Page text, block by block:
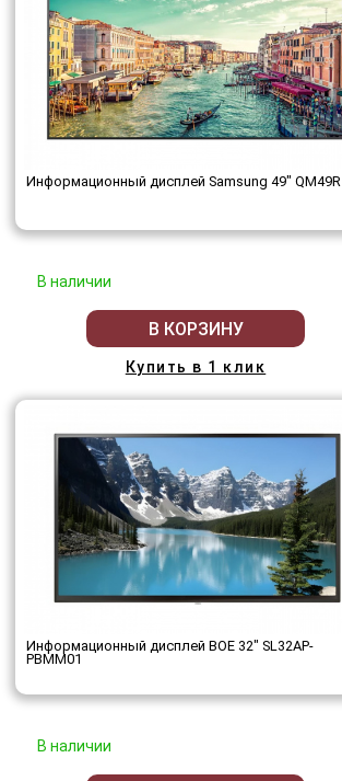
Информационный дисплей Samsung 49" QM49R
В наличии
В КОРЗИНУ
Купить в 1 клик
Информационный дисплей BOE 32" SL32AP-
PBMM01
В наличии